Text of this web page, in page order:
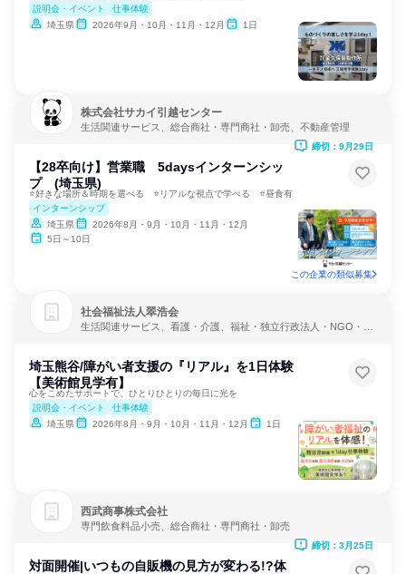
説明会・イベント
仕事体験
埼玉県
2026年9月・10月・11月・12月 1日
株式会社サカイ引越センター
生活関連サービス、総合商社・専門商社・卸売、不動産管理
【28卒向け】営業職 5daysインターンシッ
プ (埼玉県)
⭐好きな場所＆時期を選べる ⭐リアルな視点で学べる ⭐昼食有
インターンシップ
埼玉県
2026年8月・9月・10月・11月・12月
5日～10日
締切：9月29日
この企業の類似募集
社会福祉法人翠浩会
生活関連サービス、看護・介護、福祉・独立行政法人・NGO・N
埼玉熊谷/障がい者支援の『リアル』を1日体験
【美術館見学有】
心をこめたサポートで、ひとりひとりの毎日に光を
説明会・イベント
仕事体験
埼玉県
2026年8月・9月・10月・11月・12月 1日
西武商事株式会社
専門飲食料品小売、総合商社・専門商社・卸売
対面開催|いつもの自販機の見方が変わる!?体
締切：3月25日